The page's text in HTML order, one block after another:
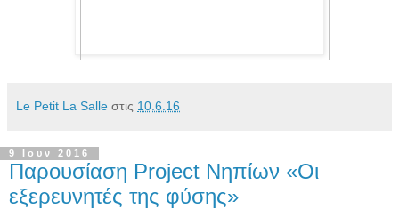
Le Petit La Salle στις 10.6.16
9 Ιουν 2016
Παρουσίαση Project Νηπίων «Οι
εξερευνητές της φύσης»